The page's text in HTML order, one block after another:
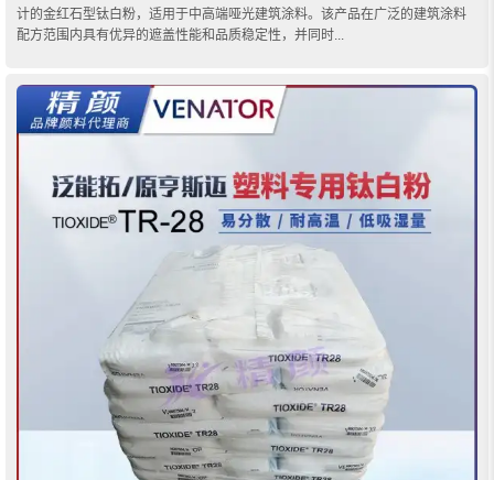
计的金红石型钛白粉，适用于中高端哑光建筑涂料。该产品在广泛的建筑涂料
配方范围内具有优异的遮盖性能和品质稳定性，并同时...